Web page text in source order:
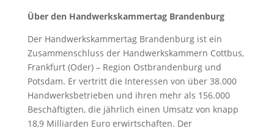
Über den Handwerkskammertag Brandenburg
Der Handwerkskammertag Brandenburg ist ein
Zusammenschluss der Handwerkskammern Cottbus,
Frankfurt (Oder) – Region Ostbrandenburg und
Potsdam. Er vertritt die Interessen von über 38.000
Handwerksbetrieben und ihren mehr als 156.000
Beschäftigten, die jährlich einen Umsatz von knapp
18,9 Milliarden Euro erwirtschaften. Der